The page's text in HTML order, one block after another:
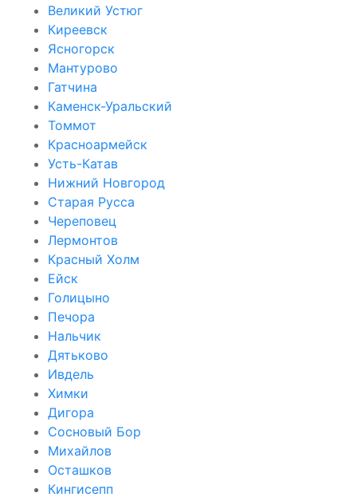
Великий Устюг
Киреевск
Ясногорск
Мантурово
Гатчина
Каменск-Уральский
Томмот
Красноармейск
Усть-Катав
Нижний Новгород
Старая Русса
Череповец
Лермонтов
Красный Холм
Ейск
Голицыно
Печора
Нальчик
Дятьково
Ивдель
Химки
Дигора
Сосновый Бор
Михайлов
Осташков
Кингисепп